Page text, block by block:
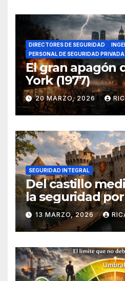
DIRECTORES DE SEGURIDAD
PERSONAL DE SEGURIDAD PRIVADA
El gran apagón
York (1977)
20 MARZO, 2026
SEGURIDAD INTEGRAL
Del castillo
la seguridad
13 MARZO, 2026